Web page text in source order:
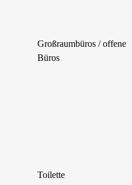
Großraumbüros / offene
Büros
Toilette